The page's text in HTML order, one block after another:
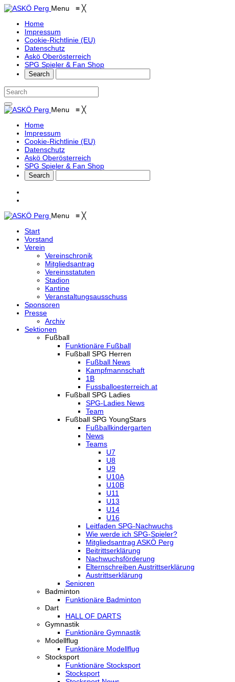
Menu ≡ ╳
Home
Impressum
Cookie-Richtlinie (EU)
Datenschutz
Askö Oberösterreich
SPG Spieler & Fan Shop
Menu ≡ ╳
Home
Impressum
Cookie-Richtlinie (EU)
Datenschutz
Askö Oberösterreich
SPG Spieler & Fan Shop
Menu ≡ ╳
Start
Vorstand
Verein
Vereinschronik
Mitgliedsantrag
Vereinsstatuten
Stadion
Kantine
Veranstaltungsausschuss
Sponsoren
Presse
Archiv
Sektionen
Fußball
Funktionäre Fußball
Fußball SPG Herren
Fußball News
Kampfmannschaft
1B
Fussballoesterreich.at
Fußball SPG Ladies
SPG-Ladies News
Team
Fußball SPG YoungStars
Fußballkindergarten
News
Teams
U7
U8
U9
U10A
U10B
U11
U13
U14
U16
Leitfaden SPG-Nachwuchs
Wie werde ich SPG-Spieler?
Mitgliedsantrag ASKÖ Perg
Beitrittserklärung
Nachwuchsförderung
Elternschreiben Austrittserklärung
Austrittserklärung
Senioren
Badminton
Funktionäre Badminton
Dart
HALL OF DARTS
Gymnastik
Funktionäre Gymnastik
Modellflug
Funktionäre Modellflug
Stocksport
Funktionäre Stocksport
Stocksport